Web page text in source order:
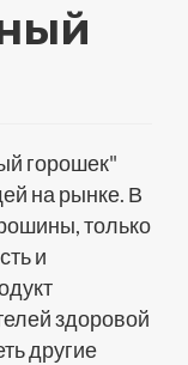
горошек"
на рынке. В
только
и
здоровой
другие